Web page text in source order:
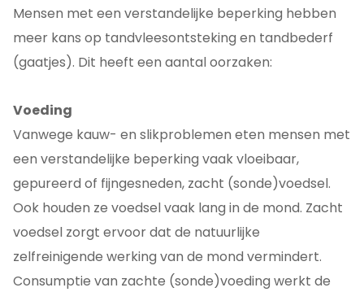
Mensen met een verstandelijke beperking hebben
meer kans op tandvleesontsteking en tandbederf
(gaatjes). Dit heeft een aantal oorzaken:
Voeding
Vanwege kauw- en slikproblemen eten mensen met
een verstandelijke beperking vaak vloeibaar,
gepureerd of fijngesneden, zacht (sonde)voedsel.
Ook houden ze voedsel vaak lang in de mond. Zacht
voedsel zorgt ervoor dat de natuurlijke
zelfreinigende werking van de mond vermindert.
Consumptie van zachte (sonde)voeding werkt de